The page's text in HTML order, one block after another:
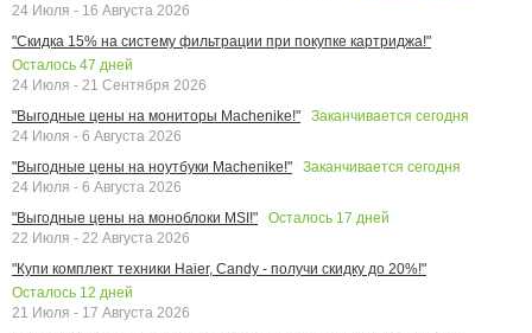
24 Июля - 16 Августа 2026
"Скидка 15% на систему фильтрации при покупке картриджа!"
Осталось 47 дней
24 Июля - 21 Сентября 2026
"Выгодные цены на мониторы Machenike!"
Заканчивается сегодня
24 Июля - 6 Августа 2026
"Выгодные цены на ноутбуки Machenike!"
Заканчивается сегодня
24 Июля - 6 Августа 2026
"Выгодные цены на моноблоки MSI!"
Осталось 17 дней
22 Июля - 22 Августа 2026
"Купи комплект техники Haier, Candy - получи скидку до 20%!"
Осталось 12 дней
21 Июля - 17 Августа 2026